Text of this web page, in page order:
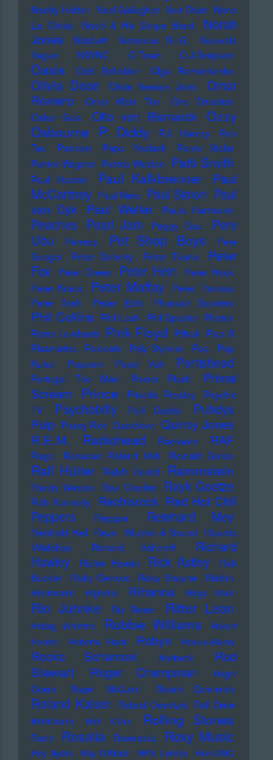
Noddy Holder Noel Gallagher Noir Désir Nono
La Grinta
Noori & His Dorpa Band
Norah
Jones
Notdurft Notorious B.I.G.
Nouvelle
Vague
NSYNC O-Town O.J.Simpson
Oasis Odd Beholder Olga Reznichenko
Olivia Dean Olivia Newton John
Omar
Romero
Omer Klein Trio
One Direction
Oskar Sala
Otto von Bismarck Ozzy
Osbourne
P. Diddy P.J. Harvey
Pan
Tau
Pankow Papo Yoplack
Parov Stelar
Patrick Wagner Patrick Walden Patti Smith
Paul Heaton Paul Kalkbrenner
Paul
McCartney Paul Nero Paul Simon Paul
van Dyk Paul Weller Paula Hartmann
Peaches Pearl Jam Peggy Gou
Pere
Ubu
Perrecy Pet Shop Boys
Pete
Seeger
Peter Doherty Peter Evans
Peter
Fox
Peter Green Peter Hein
Peter Hook
Peter Kraus
Peter Maffay
Peter Thomas
Peter Tosh
Petter Eldh Pharoah Sanders
Phil Collins Phil Lesh Phil Spector Photek
Pietro Lombardi
Pink Floyd Pitbull Plan B
Plasmatics
Polecats Poly Styrene Pop
Pop-
Kultur
Popcorn Popol Vuh Portishead
Portugal The Man Power Plush
Primal
Scream
Prince Priscilla Presley
Psychic
TV
Psychobilly Puff Daddy
Puhdys
Pulp Pussy Riot Questlove Quincy Jones
R.E.M. Radiohead Raekwon RAF
Rage Rahsaan Roland Kirk Rainald Grebe
Ralf Hütter Ralph Heidel Rammstein
Randy Weston Ray Charles Rayk Goetze
Reb Kennedy Rechtsrock Red Hot Chili
Peppers
Reggae Reinhard Mey
Reinhold Heil Rezo Rhythm & Sound Ricardo
Villalobos
Richard Ashcroft
Richard
Hawley
Richie Hawtin Rick Astley
Rick
Buckler
Ricky Gervais Ricky Shayne Riddim
Riechmann Righeira Rihanna Ringo Starr
Rio Juhnke Rio Reiser Ritter Lean
Robag Wruhme Robbie Williams
Robert
Forster
Roberta Flack Robyn Rock-o-Rama
Rocko Schamoni Rockwell
Rod
Stewart
Roger Champman
Roger
Cicero
Roger McGuinn Roland Emmerich
Roland Kaiser Roland Owsnitzki
Rolf Dieter
Brinkmann
Rolf Kühn Rolling Stones
Romy Rosalia Rosenstolz Roxy Music
Roy Ayers Roy Orbison RPS Lanrue
Run-DMC